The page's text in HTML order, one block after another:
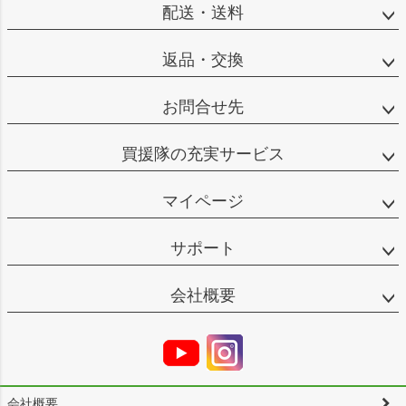
配送・送料
返品・交換
お問合せ先
買援隊の充実サービス
マイページ
サポート
会社概要